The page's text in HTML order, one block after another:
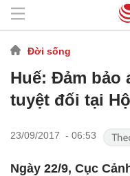
Đời sống
Huế: Đảm bảo
tuyệt đối tại
23/09/2017 - 06:53
Ngày 22/9, Cục